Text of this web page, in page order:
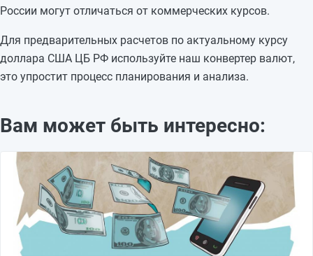
29.12.2025
77,6924
—
России могут отличаться от коммерческих курсов.
Для предварительных расчетов по актуальному курсу
доллара США ЦБ РФ используйте наш конвертер валют,
это упростит процесс планирования и анализа.
Вам может быть интересно: